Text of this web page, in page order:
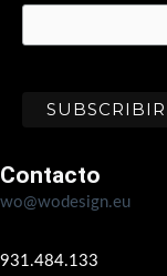
Contacto
wo@wodesign.eu
931.484.133